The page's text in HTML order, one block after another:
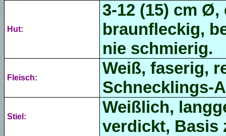
Hut:
3-12 (15) cm
braunfleckig,
nie schmierig.
Fleisch:
Weiß, faserig,
Schnecklings-
Stiel:
Weißlich,
verdickt, Basis